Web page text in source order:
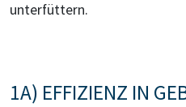
unterfüttern.
1A) EFFIZIENZ IN